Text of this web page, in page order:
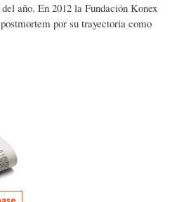
año. En 2012 la Fundación Konex
por su trayectoria como